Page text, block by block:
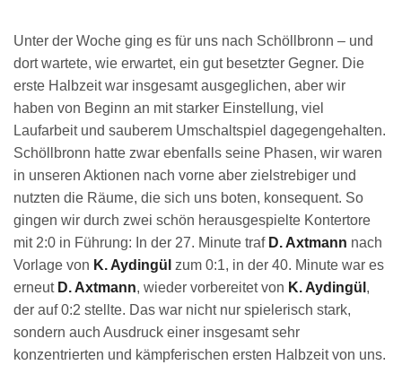
Unter der Woche ging es für uns nach Schöllbronn – und
dort wartete, wie erwartet, ein gut besetzter Gegner. Die
erste Halbzeit war insgesamt ausgeglichen, aber wir
haben von Beginn an mit starker Einstellung, viel
Laufarbeit und sauberem Umschaltspiel dagegengehalten.
Schöllbronn hatte zwar ebenfalls seine Phasen, wir waren
in unseren Aktionen nach vorne aber zielstrebiger und
nutzten die Räume, die sich uns boten, konsequent. So
gingen wir durch zwei schön herausgespielte Kontertore
mit 2:0 in Führung: In der 27. Minute traf D. Axtmann nach
Vorlage von K. Aydingül zum 0:1, in der 40. Minute war es
erneut D. Axtmann, wieder vorbereitet von K. Aydingül ,
der auf 0:2 stellte. Das war nicht nur spielerisch stark,
sondern auch Ausdruck einer insgesamt sehr
konzentrierten und kämpferischen ersten Halbzeit von uns.